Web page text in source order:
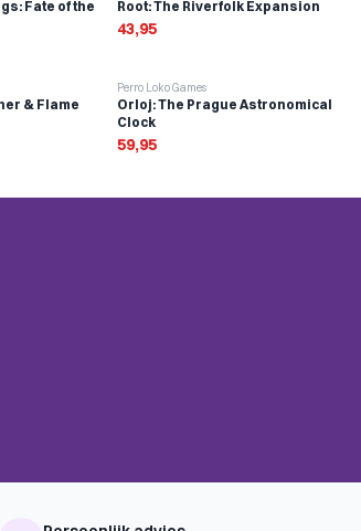
Fate of the
Root: The Riverfolk Expansion
43,95
& Flame
Perro Loko Games
Orloj: The Prague Astronomical
Clock
59,95